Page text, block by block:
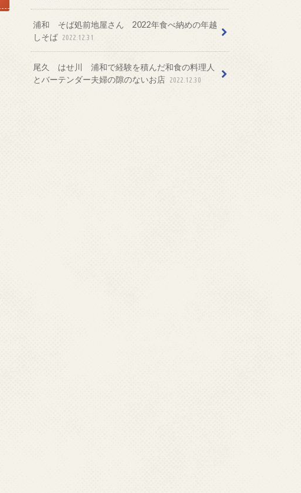
浦和 そば処前地屋さん 2022年食べ納めの年越
しそば 2022.12.31
尾久 はせ川 浦和で経験を積んだ和食の料理人
とバーテンダー夫婦の隙のないお店 2022.12.30